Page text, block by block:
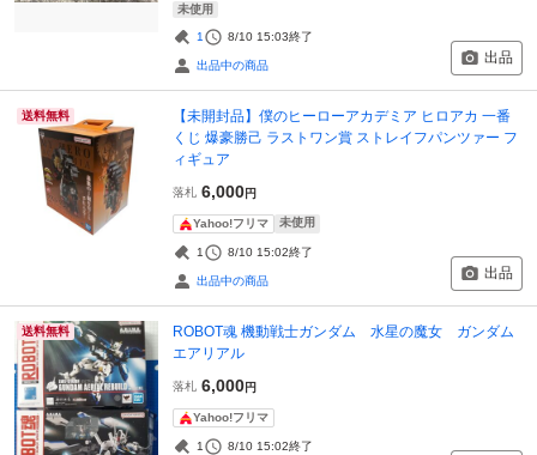
未使用
1 8/10 15:03終了
出品中の商品 出品
送料無料
【未開封品】僕のヒーローアカデミア ヒロアカ 一番
くじ 爆豪勝己 ラストワン賞 ストレイフパンツァー フ
ィギュア
落札 6,000円
Yahoo!フリマ 未使用
1 8/10 15:02終了
出品中の商品 出品
送料無料
ROBOT魂 機動戦士ガンダム 水星の魔女 ガンダム
エアリアル
落札 6,000円
Yahoo!フリマ
1 8/10 15:02終了